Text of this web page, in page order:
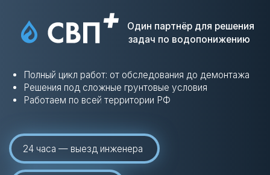
Я соглашаюсь с условиямиполитики